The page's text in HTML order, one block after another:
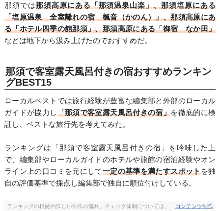
那須では那須高原にある「那須温泉山楽」、那須塩原にある
「塩原温泉 全室離れの宿 楓音（かのん）」、那須高原にあ
る「ホテル四季の館那須」、那須高原にある「御宿 なか田」
などは地下から汲み上げたのでおすすめだ。
那須で客室露天風呂付きの宿おすすめランキン
グBEST15
ローカルベストでは旅行経験が豊富な編集部と外部のローカル
ガイドが協力し「那須で客室露天風呂付きの宿」を徹底的に検
証し、ベストな旅行先を考えてみた。
ランキングは「那須で客室露天風呂付きの宿」を吟味した上
で、編集部やローカルガイドのホテルや旅館の宿泊経験やオン
ライン上の口コミを元にして一定の基準を満たすスポットを独
自の評価基準で採点し編集部で独自に順位付けしている。
ランキングの根拠や詳しい制作の流れ、チェック体制については、「 コンテンツ制作